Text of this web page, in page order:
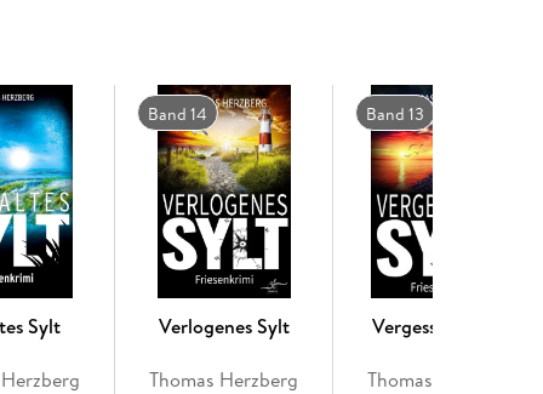
Sylt
Band 14
Verlogenes Sylt
Thomas Herzberg
Band 13
Vergessenes Sylt
Thomas Herzberg